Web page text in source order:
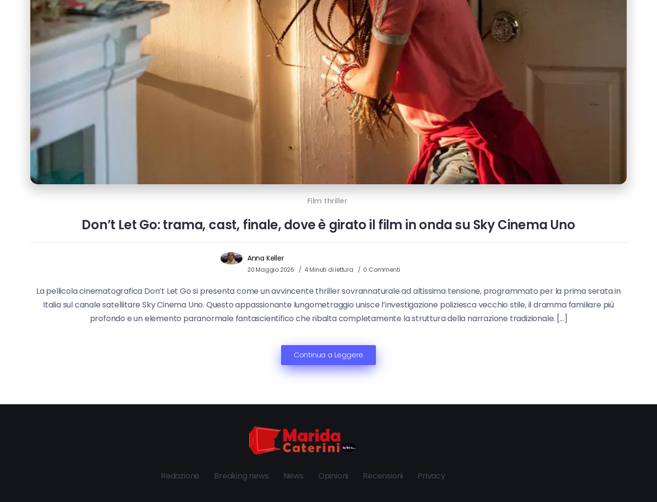
Film thriller
Don’t Let Go: trama, cast, finale, dove è girato il film in onda su Sky Cinema Uno
Anna Keller
20 Maggio 2026 4 Minuti di lettura 0 Commenti
La pellicola cinematografica Don’t Let Go si presenta come un avvincente thriller sovrannaturale ad altissima tensione, programmato per la prima serata in
Italia sul canale satellitare Sky Cinema Uno. Questo appassionante lungometraggio unisce l’investigazione poliziesca vecchio stile, il dramma familiare più
profondo e un elemento paranormale fantascientifico che ribalta completamente la struttura della narrazione tradizionale. […]
Continua a Leggere
Redazione Breaking news News Opinioni Recensioni Privacy